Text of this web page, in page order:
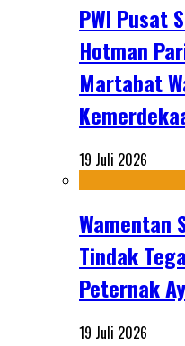
PWI Pusat
Hotman
Martabat
19 Juli 2026
Wamentan
Tindak
Peternak
19 Juli 2026